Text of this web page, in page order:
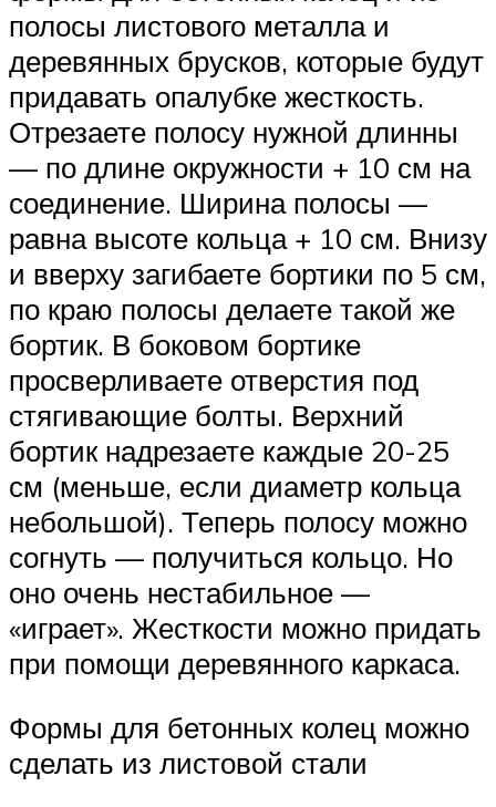
полосы листового металла и
деревянных брусков, которые будут
придавать опалубке жесткость.
Отрезаете полосу нужной длинны
— по длине окружности + 10 см на
соединение. Ширина полосы —
равна высоте кольца + 10 см. Внизу
и вверху загибаете бортики по 5 см,
по краю полосы делаете такой же
бортик. В боковом бортике
просверливаете отверстия под
стягивающие болты. Верхний
бортик надрезаете каждые 20-25
см (меньше, если диаметр кольца
небольшой). Теперь полосу можно
согнуть — получиться кольцо. Но
оно очень нестабильное —
«играет». Жесткости можно придать
при помощи деревянного каркаса.
Формы для бетонных колец можно
сделать из листовой стали